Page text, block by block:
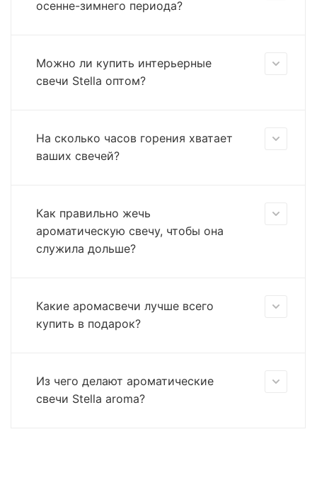
осенне-зимнего периода?
Можно ли купить интерьерные
свечи Stella оптом?
На сколько часов горения хватает
ваших свечей?
Как правильно жечь
ароматическую свечу, чтобы она
служила дольше?
Какие аромасвечи лучше всего
купить в подарок?
Из чего делают ароматические
свечи Stella aroma?